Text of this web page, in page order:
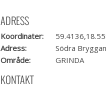
ADRESS
Koordinater:
Adress:
Södra
Område:
GRINDA
KONTAKT